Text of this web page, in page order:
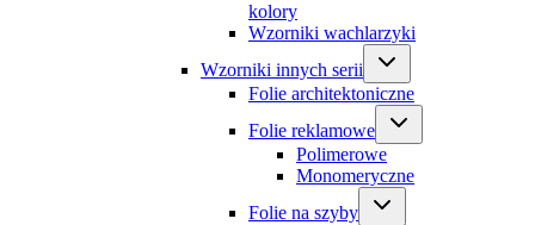
kolory
Wzorniki wachlarzyki
Wzorniki innych serii
Folie architektoniczne
Folie reklamowe
Polimerowe
Monomeryczne
Folie na szyby